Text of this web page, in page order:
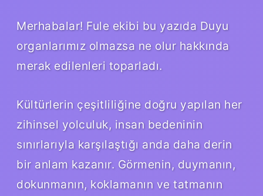
Merhabalar! Fule ekibi bu yazıda Duyu
organlarımız olmazsa ne olur hakkında
merak edilenleri toparladı.
Kültürlerin çeşitliliğine doğru yapılan her
zihinsel yolculuk, insan bedeninin
sınırlarıyla karşılaştığı anda daha derin
bir anlam kazanır. Görmenin, duymanın,
dokunmanın, koklamanın ve tatmanın